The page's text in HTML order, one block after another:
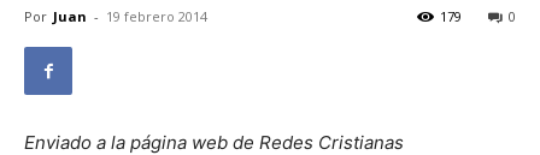
Por Juan - 19 febrero 2014 0
179
Enviado a la página web de Redes Cristianas